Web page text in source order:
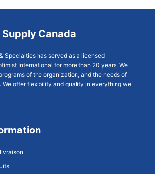
Canada
& Specialties has served as a licensed
International for more than 20 years. We
of the organization, and the needs of
We offer flexibility and quality in everything we